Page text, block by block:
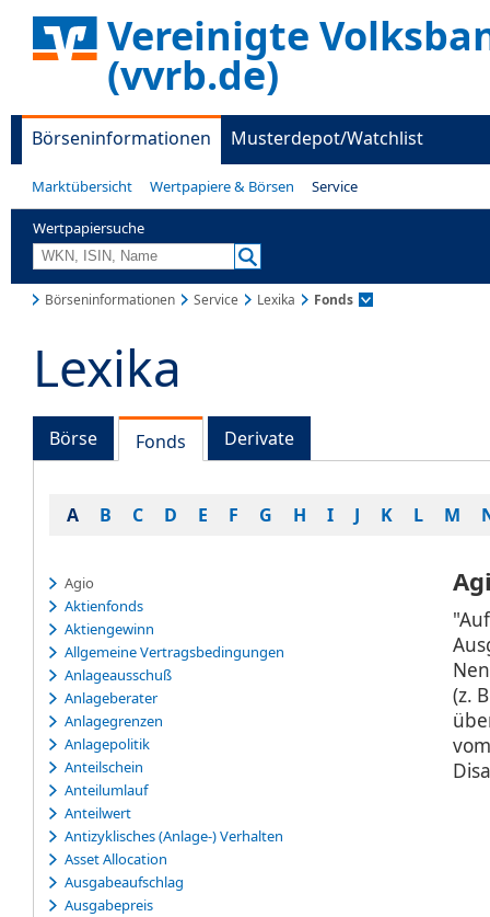
Vereinigte
(vvrb.de)
Börseninformationen Musterdepot/Watchlist
Marktübersicht Wertpapiere & Börsen Service
Wertpapiersuche
Börseninformationen Service Lexika Fonds
Lexika
Börse Fonds Derivate
A B C D E F G H I J K L M
Agio
Aktienfonds
Aktiengewinn
Allgemeine Vertragsbedingungen
Anlageausschuß
Anlageberater
Anlagegrenzen
Anlagepolitik
Anteilschein
Anteilumlauf
Anteilwert
Antizyklisches (Anlage-) Verhalten
Asset Allocation
Ausgabeaufschlag
Ausgabepreis
(z.